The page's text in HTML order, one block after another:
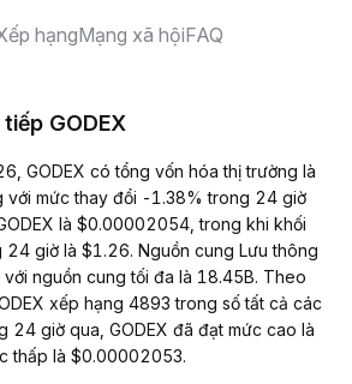
hạngMạng xã hộiFAQ
GODEX
GODEX có tổng vốn hóa thị trường là
với mức thay đổi -1.38% trong 24 giờ
là $0.00002054, trong khi khối
giờ là $1.26. Nguồn cung Lưu thông
với nguồn cung tối đa là 18.45B. Theo
xếp hạng 4893 trong số tất cả các
24 giờ qua, GODEX đã đạt mức cao là
thấp là $0.00002053.